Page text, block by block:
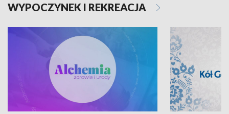
WYPOCZYNEK I REKREACJA